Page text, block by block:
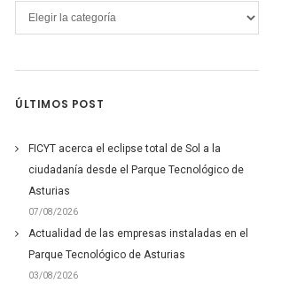
Categorías
ÚLTIMOS POST
FICYT acerca el eclipse total de Sol a la
ciudadanía desde el Parque Tecnológico de
Asturias
07/08/2026
Actualidad de las empresas instaladas en el
Parque Tecnológico de Asturias
03/08/2026